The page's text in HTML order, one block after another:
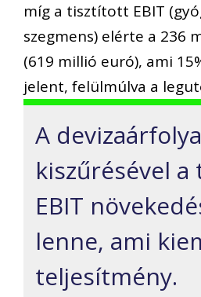
míg a tisztított EBIT
szegmens) elérte a 236
(619 millió euró), ami
jelent, felülmúlva a
A
kiszűrésével
EBIT
lenne, ami
teljesítmény.